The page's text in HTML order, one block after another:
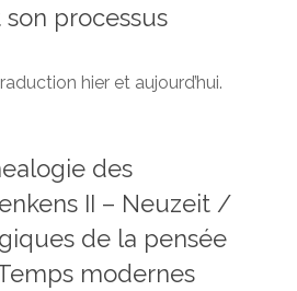
processus
hier et aujourd’hui.
des
II – Neuzeit /
de la pensée
modernes